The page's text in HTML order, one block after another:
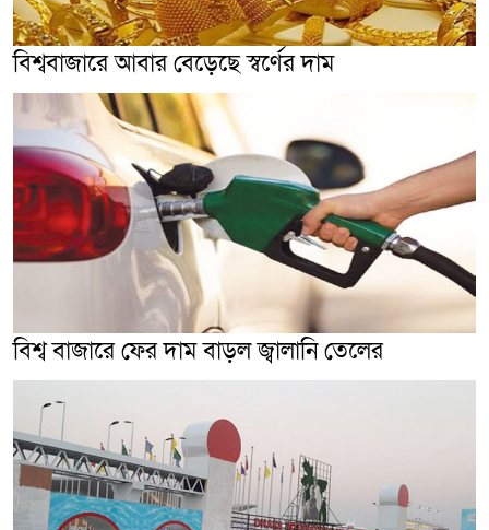
বিশ্ববাজারে আবার বেড়েছে স্বর্ণের দাম
বিশ্ব বাজারে ফের দাম বাড়ল জ্বালানি তেলের